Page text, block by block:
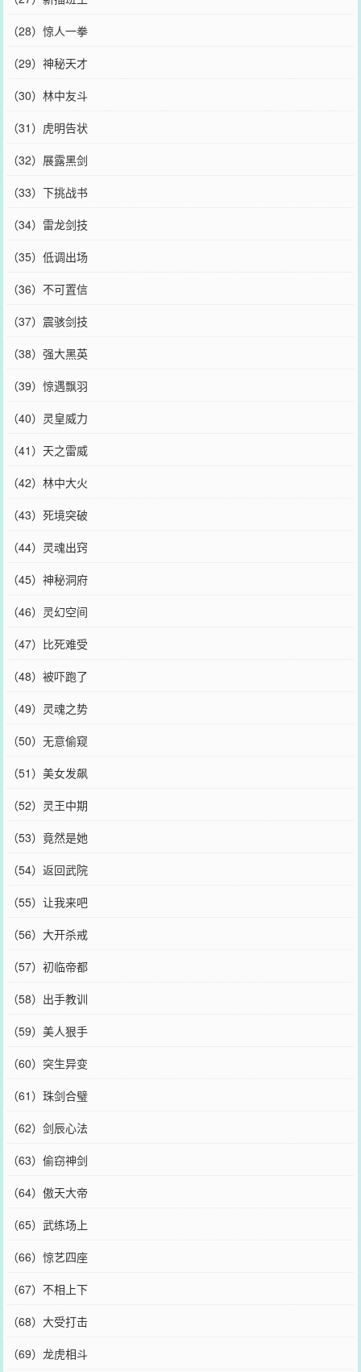
（28）惊人一拳
（29）神秘天才
（30）林中友斗
（31）虎明告状
（32）展露黑剑
（33）下挑战书
（34）雷龙剑技
（35）低调出场
（36）不可置信
（37）震骇剑技
（38）强大黑英
（39）惊遇飘羽
（40）灵皇威力
（41）天之雷威
（42）林中大火
（43）死境突破
（44）灵魂出窍
（45）神秘洞府
（46）灵幻空间
（47）比死难受
（48）被吓跑了
（49）灵魂之势
（50）无意偷窥
（51）美女发飙
（52）灵王中期
（53）竟然是她
（54）返回武院
（55）让我来吧
（56）大开杀戒
（57）初临帝都
（58）出手教训
（59）美人狠手
（60）突生异变
（61）珠剑合璧
（62）剑辰心法
（63）偷窃神剑
（64）傲天大帝
（65）武练场上
（66）惊艺四座
（67）不相上下
（68）大受打击
（69）龙虎相斗